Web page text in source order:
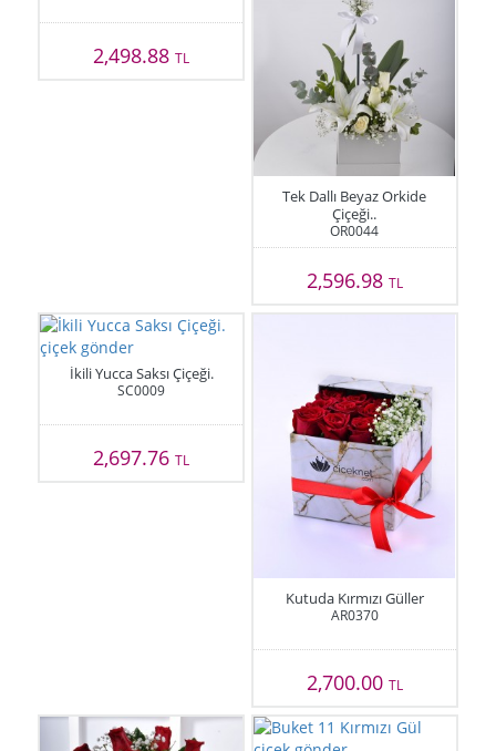
2,498.88TL
Tek Dallı Beyaz Orkide
Çiçeği..
OR0044
2,596.98 TL
İkili Yucca Saksı Çiçeği.
SC0009
2,697.76TL
Kutuda Kırmızı Güller
AR0370
2,700.00 TL